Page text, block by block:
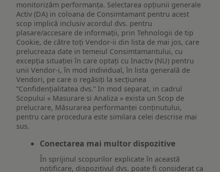
monitorizăm performanța. Selectarea opțiunii generale
Activ (DA) in coloana de Consimtamant pentru acest
scop implică inclusiv acordul dvs. pentru
plasare/accesare de informații, prin Tehnologii de tip
Cookie, de către toți Vendor-ii din lista de mai jos, care
prelucreaza date in temeiul Consimtamantului, cu
excepția situației în care optați cu Inactiv (NU) pentru
unii Vendor-i, în mod individual, în lista generală de
Vendori, pe care o regăsiți la secțiunea
“Confidențialitatea dvs.” In mod separat, in cadrul
Scopului « Masurare si Analiza » exista un Scop de
prelucrare, Măsurarea performanței conținutului,
pentru care procedura este similara celei descrise mai
sus.
Conectarea mai multor dispozitive
În sprijinul scopurilor explicate în această
notificare, dispozitivul dvs. poate fi considerat ca